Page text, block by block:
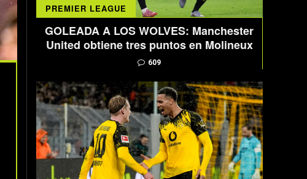
PREMIER LEAGUE
GOLEADA A LOS WOLVES: Manchester
United obtiene tres puntos en Molineux
609